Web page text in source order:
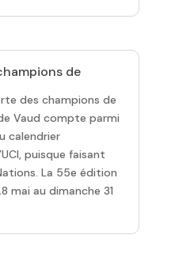
de
des champions de
Vaud compte parmi
calendrier
puisque faisant
La 55e édition
mai au dimanche 31